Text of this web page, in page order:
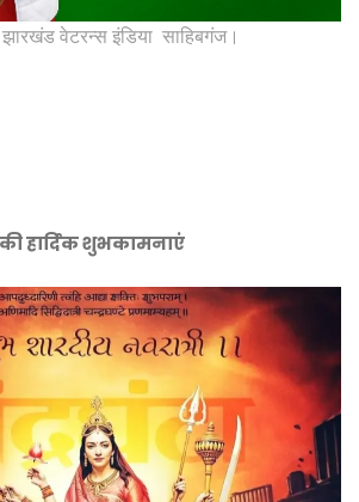
वेटरन्स इंडिया साहिबगंज।
हार्दिक शुभकामनाएं